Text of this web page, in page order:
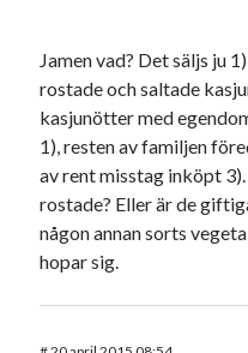
Jamen vad? Det säljs ju
rostade och saltade
kasjunötter med
1), resten av familjen
av rent misstag inköpt
rostade? Eller är de
någon annan sorts
hopar sig.